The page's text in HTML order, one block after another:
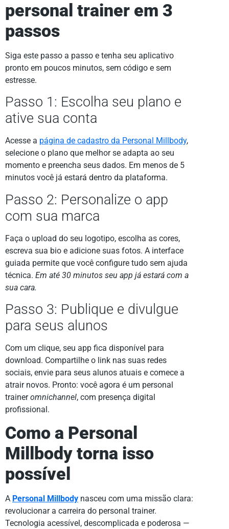
personal trainer em 3
passos
Siga este passo a passo e tenha seu aplicativo
pronto em poucos minutos, sem código e sem
estresse.
Passo 1: Escolha seu plano e
ative sua conta
Acesse a página de cadastro da Personal Millbody,
selecione o plano que melhor se adapta ao seu
momento e preencha seus dados. Em menos de 5
minutos você já estará dentro da plataforma.
Passo 2: Personalize o app
com sua marca
Faça o upload do seu logotipo, escolha as cores,
escreva sua bio e adicione suas fotos. A interface
guiada permite que você configure tudo sem ajuda
técnica. Em até 30 minutos seu app já estará com a
sua cara.
Passo 3: Publique e divulgue
para seus alunos
Com um clique, seu app fica disponível para
download. Compartilhe o link nas suas redes
sociais, envie para seus alunos atuais e comece a
atrair novos. Pronto: você agora é um personal
traineromnichannel, com presença digital
profissional.
Como a Personal
Millbody torna isso
possível
A Personal Millbody nasceu com uma missão clara:
revolucionar a carreira do personal trainer.
Tecnologia acessível, descomplicada e poderosa —